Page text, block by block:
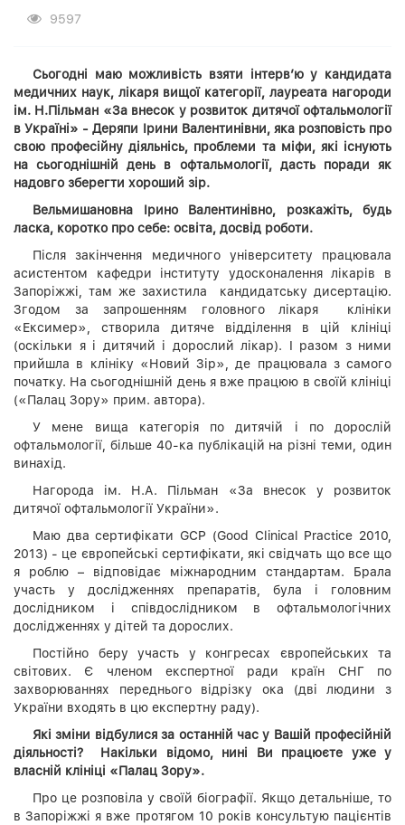
9597
Сьогодні маю можливість взяти інтерв’ю у кандидата
медичних наук, лікаря вищої категорії, лауреата нагороди
ім. Н.Пільман «За внесок у розвиток дитячої офтальмології
в Україні» - Деряпи Ірини Валентинівни, яка розповість про
свою професійну діяльнісь, проблеми та міфи, які існують
на сьогоднішній день в офтальмології, дасть поради як
надовго зберегти хороший зір.
Вельмишановна Ірино Валентинівно, розкажіть, будь
ласка, коротко про себе: освіта, досвід роботи.
Після закінчення медичного університету працювала
асистентом кафедри інституту удосконалення лікарів в
Запоріжжі, там же захистила кандидатську дисертацію.
Згодом за запрошенням головного лікаря клініки
«Ексимер», створила дитяче відділення в цій клініці
(оскільки я і дитячий і дорослий лікар). І разом з ними
прийшла в клініку «Новий Зір», де працювала з самого
початку. На сьогоднішній день я вже працюю в своїй клініці
(«Палац Зору» прим. автора).
У мене вища категорія по дитячій і по дорослій
офтальмології, більше 40-ка публікацій на різні теми, один
винахід.
Нагорода ім. Н.А. Пільман «За внесок у розвиток
дитячої офтальмології України».
Маю два сертифікати GCP (Good Clinical Practice 2010,
2013) - це європейські сертифікати, які свідчать що все що
я роблю – відповідає міжнародним стандартам. Брала
участь у дослідженнях препаратів, була і головним
дослідником і співдослідником в офтальмологічних
дослідженнях у дітей та дорослих.
Постійно беру участь у конгресах європейських та
світових. Є членом експертної ради країн СНГ по
захворюваннях переднього відрізку ока (дві людини з
України входять в цю експертну раду).
Які зміни відбулися за останній час у Вашій професійній
діяльності? Накільки відомо, нині Ви працюєте уже у
власній клініці «Палац Зору».
Про це розповіла у своїй біографії. Якщо детальніше, то
в Запоріжжі я вже протягом 10 років консультую пацієнтів